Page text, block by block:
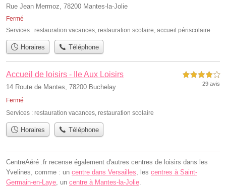
Rue Jean Mermoz, 78200 Mantes-la-Jolie
Fermé
Services : restauration vacances restauration scolaire accueil périscolaire
Horaires Téléphone
Accueil de loisirs - Ile Aux Loisirs
14 Route de Mantes, 78200 Buchelay
Fermé
4,0 étoiles sur 5
29 avis
Services : restauration vacances, restauration scolaire
Horaires Téléphone
CentreAéré .fr recense également d'autres centres de loisirs dans les
Yvelines, comme : un centre dans Versailles, les centres à Saint-
Germain-en-Laye, un centre à Mantes-la-Jolie.